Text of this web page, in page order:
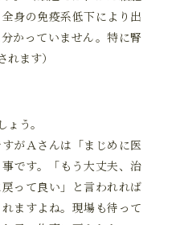
身の免疫系低下により出
かっていません。特に腎
ます）
う。
がＡさんは「まじめに医
です。「もう大丈夫、治
って良い」と言われれば
ますよね。現場も待って